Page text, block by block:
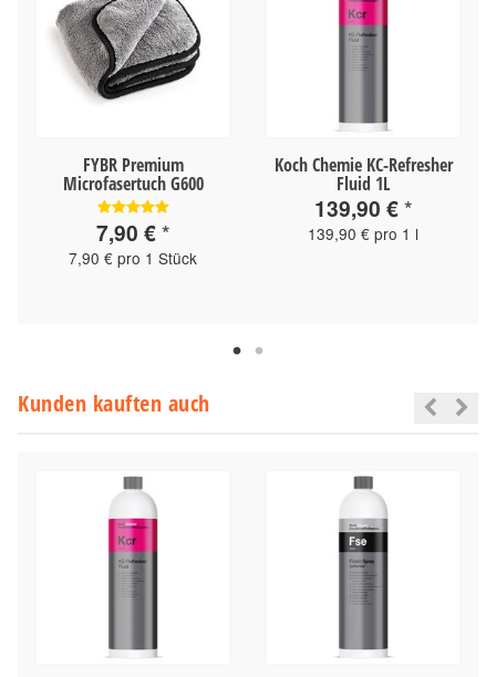
FYBR Premium
Microfasertuch G600
7,90 €*
7,90 € pro 1 Stück
Koch Chemie KC-Refresher
Fluid 1L
139,90 €*
139,90 € pro 1 l
Kunden kauften auch